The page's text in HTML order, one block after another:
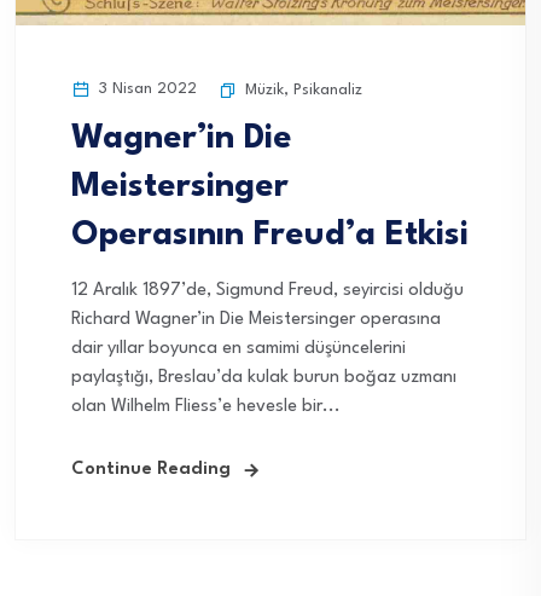
3 Nisan 2022 Müzik, Psikanaliz
Wagner’in Die
Meistersinger
Operasının Freud’a Etkisi
12 Aralık 1897’de, Sigmund Freud, seyircisi olduğu
Richard Wagner’in Die Meistersinger operasına
dair yıllar boyunca en samimi düşüncelerini
paylaştığı, Breslau’da kulak burun boğaz uzmanı
olan Wilhelm Fliess’e hevesle bir...
Continue Reading